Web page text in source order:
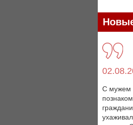
С мужем